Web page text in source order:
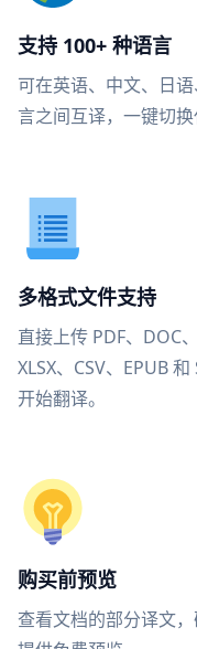
支持 100+ 种语言
可在英语、中文、日
言之间互译，一键切换
多格式文件支持
直接上传 PDF、DOC
XLSX、CSV、EPUB
开始翻译。
购买前预览
查看文档的部分译文